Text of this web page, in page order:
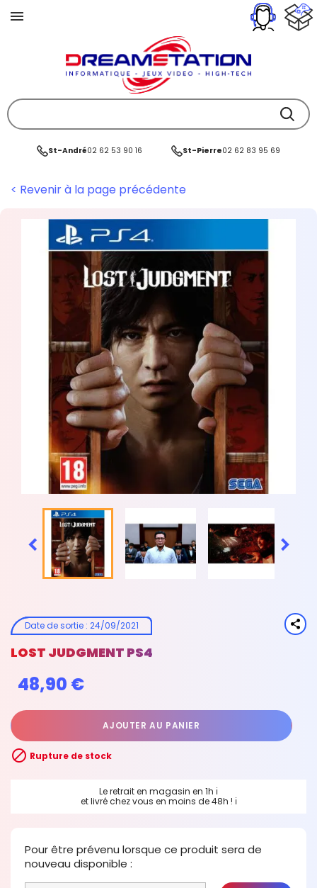
St-André02 62 53 90 16 St-Pierre02 62 83 95 69
< Revenir à la page précédente
 
Date de sortie: 24/09/2021
LOST JUDGMENT PS4
48,90 €
AJOUTER AU PANIER
 Rupture de stock
Le retrait en magasin en 1h ℹ
et livré chez vous en moins de 48h ! ℹ
Pour être prévenu lorsque ce produit sera de
nouveau disponible :